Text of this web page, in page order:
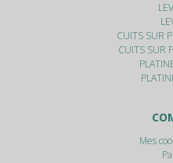
CUITS SUR
CUITS SUR
Mes